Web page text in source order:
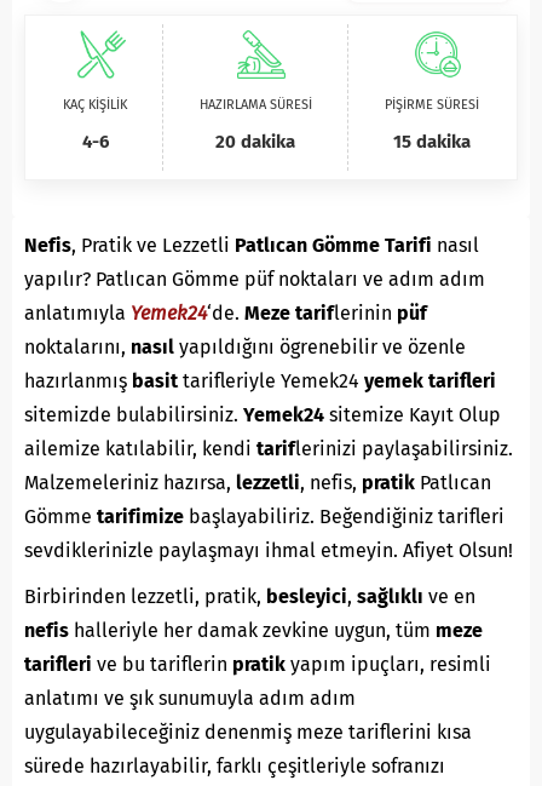
KAÇ KİŞİLİK
4-6
HAZIRLAMA SÜRESİ
20 dakika
PİŞİRME SÜRESİ
15 dakika
Nefis, Pratik ve Lezzetli Patlıcan Gömme Tarifi nasıl
yapılır? Patlıcan Gömme püf noktaları ve adım adım
anlatımıyla Yemek24‘de. Meze tariflerinin püf
noktalarını, nasıl yapıldığını ögrenebilir ve özenle
hazırlanmış basittarifleriyle Yemek24 yemek tarifleri
sitemizde bulabilirsiniz. Yemek24 sitemize Kayıt Olup
ailemize katılabilir, kendi tariflerinizi paylaşabilirsiniz.
Malzemeleriniz hazırsa, lezzetli, nefis, pratik Patlıcan
Gömme tarifimize başlayabiliriz. Beğendiğiniz tarifleri
sevdiklerinizle paylaşmayı ihmal etmeyin. Afiyet Olsun!
Birbirinden lezzetli, pratik, besleyici, sağlıklı ve en
nefis halleriyle her damak zevkine uygun, tüm meze
tarifleri ve bu tariflerin pratik yapım ipuçları, resimli
anlatımı ve şık sunumuyla adım adım
uygulayabileceğiniz denenmiş meze tariflerini kısa
sürede hazırlayabilir, farklı çeşitleriyle sofranızı